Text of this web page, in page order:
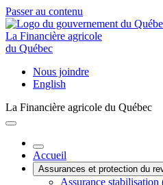
Passer au contenu
La Financière agricole
du Québec
Nous joindre
English
La Financière agricole du Québec
Accueil
Assurances et protection du
Assurance